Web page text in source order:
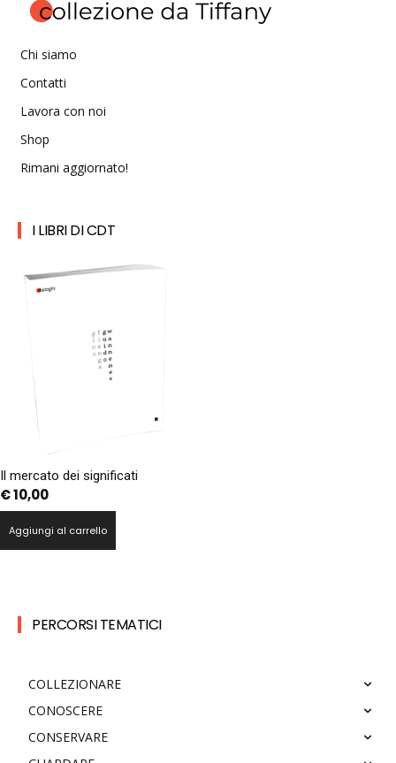
Chi siamo
Contatti
Lavora con noi
Shop
Rimani aggiornato!
I LIBRI DI CDT
Il mercato dei significati
€10,00
Aggiungi al carrello
PERCORSI TEMATICI
COLLEZIONARE
CONOSCERE
CONSERVARE